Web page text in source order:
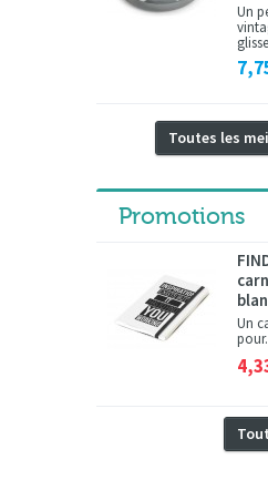
Un
Toutes les
Promotions
Un